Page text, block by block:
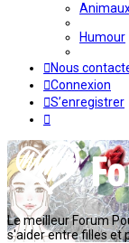
Humour
Nous
Connexion
S’enregistrer
Le meilleur Forum
s'aider entre filles et